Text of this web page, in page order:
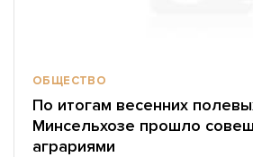
ОБЩЕСТВО
По итогам весенних
Минсельхозе прошло
аграриями